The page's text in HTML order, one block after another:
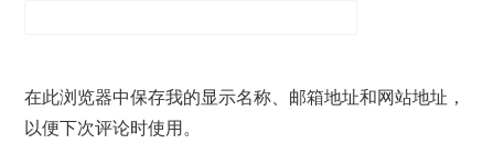
在此浏览器中保存我的显示名称、邮箱地址和网站地址，
以便下次评论时使用。